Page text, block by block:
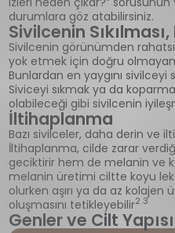
durumlara göz atabilirsiniz.
Sivilcenin
Sivilcenin görünümden
yok etmek için doğru
Bunlardan en yaygını sivilceyi
Siviceyi sıkmak ya da
olabileceği gibi sivilcenin
İltihaplanma
Bazı sivilceler, daha derin ve
İltihaplanma, cilde zarar
geciktirir hem de melanin ve
melanin üretimi ciltte koyu
olurken aşırı ya da az kolajen
oluşmasını tetikleyebilir2 3
Genler ve Cilt Yapısı